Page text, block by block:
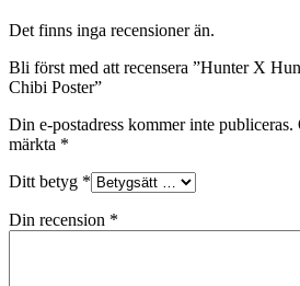
Det finns inga recensioner än.
Bli först med att recensera ”Hunter X
Chibi Poster”
Din e-postadress kommer inte publiceras.
märkta *
Ditt betyg *
Din recension *